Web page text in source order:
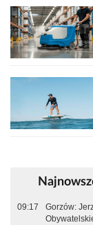
09:17
Gorzów: